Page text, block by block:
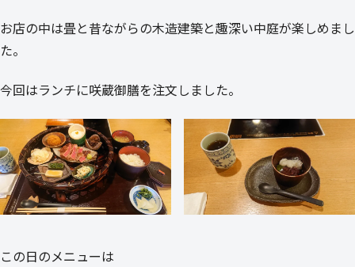
お店の中は畳と昔ながらの木造建築と趣深い中庭が楽しめまし
た。
今回はランチに咲蔵御膳を注文しました。
この日のメニューは